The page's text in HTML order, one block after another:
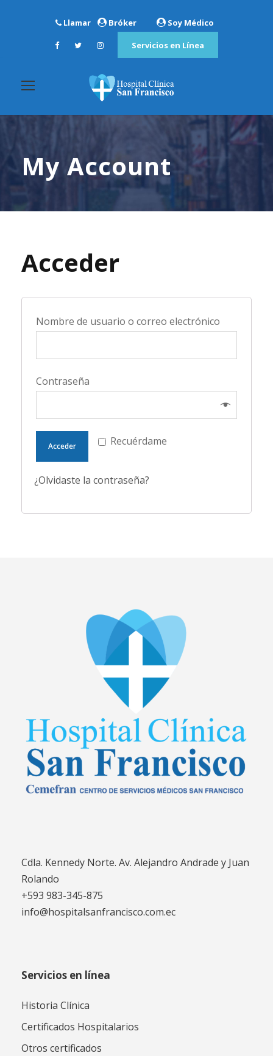
Llamar Bróker Soy Médico
Servicios en Línea
My Account
Acceder
Nombre de usuario o correo electrónico
Contraseña
Recuérdame
Acceder
¿Olvidaste la contraseña?
Cdla. Kennedy Norte. Av. Alejandro Andrade y Juan
Rolando
+593 983-345-875
info@hospitalsanfrancisco.com.ec
Servicios en línea
Historia Clínica
Certificados Hospitalarios
Otros certificados